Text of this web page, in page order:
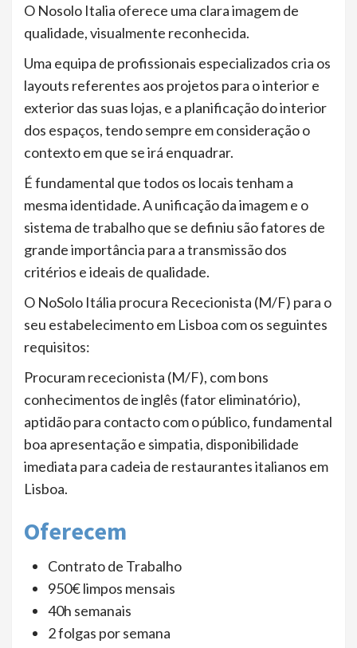
O Nosolo Italia oferece uma clara imagem de
qualidade, visualmente reconhecida.
Uma equipa de profissionais especializados cria os
layouts referentes aos projetos para o interior e
exterior das suas lojas, e a planificação do interior
dos espaços, tendo sempre em consideração o
contexto em que se irá enquadrar.
É fundamental que todos os locais tenham a
mesma identidade. A unificação da imagem e o
sistema de trabalho que se definiu são fatores de
grande importância para a transmissão dos
critérios e ideais de qualidade.
O NoSolo Itália procura Rececionista (M/F) para o
seu estabelecimento em Lisboa com os seguintes
requisitos:
Procuram rececionista (M/F), com bons
conhecimentos de inglês (fator eliminatório),
aptidão para contacto com o público, fundamental
boa apresentação e simpatia, disponibilidade
imediata para cadeia de restaurantes italianos em
Lisboa.
Oferecem
Contrato de Trabalho
950€ limpos mensais
40h semanais
2 folgas por semana